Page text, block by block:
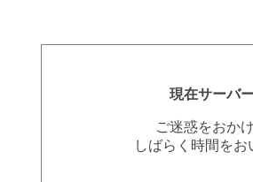
現在サーバ
ご迷惑をおか
しばらく時間を